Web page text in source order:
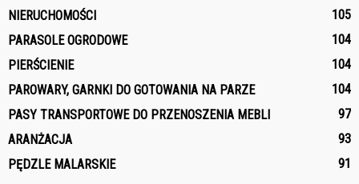
NIERUCHOMOŚCI
105
PARASOLE OGRODOWE
104
PIERŚCIENIE
104
PAROWARY, GARNKI DO GOTOWANIA NA PARZE
104
PASY TRANSPORTOWE DO PRZENOSZENIA MEBLI
97
ARANŻACJA
93
PĘDZLE MALARSKIE
91